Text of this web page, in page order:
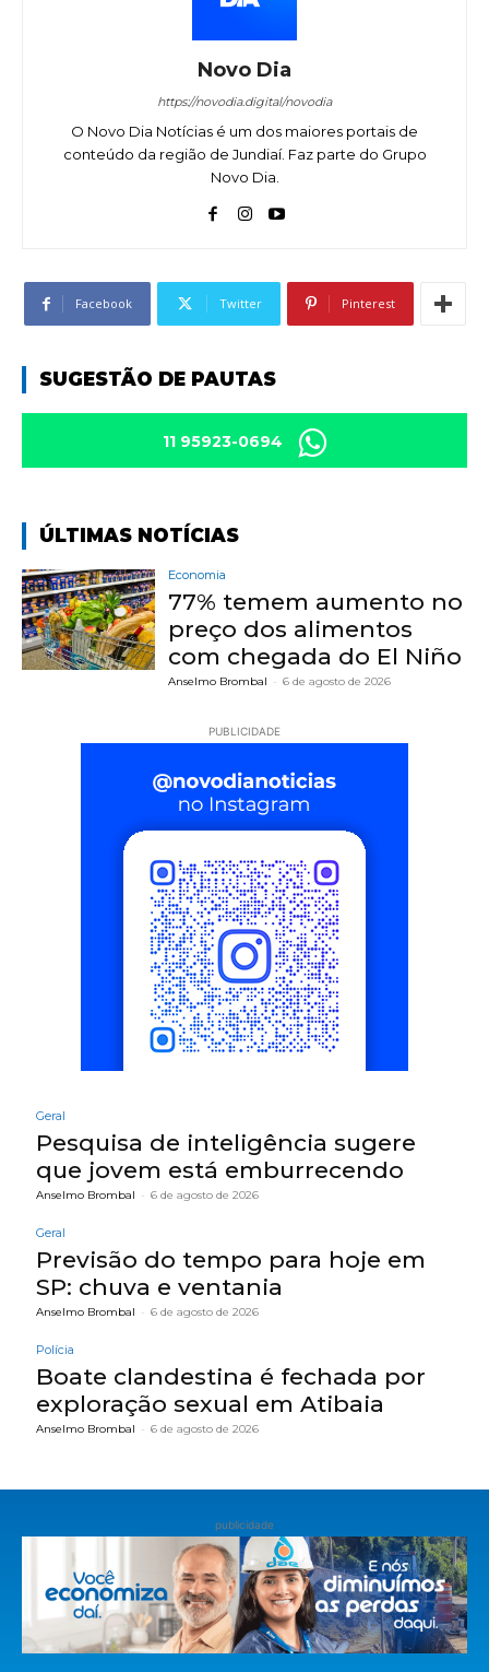
Novo Dia
https://novodia.digital/novodia
O Novo Dia Notícias é um dos maiores portais de
conteúdo da região de Jundiaí. Faz parte do Grupo
Novo Dia.
Facebook Twitter Pinterest
SUGESTÃO DE PAUTAS
11 95923-0694
ÚLTIMAS NOTÍCIAS
Economia
77% temem aumento no
preço dos alimentos
com chegada do El Niño
Anselmo Brombal - 6 de agosto de 2026
PUBLICIDADE
Geral
Pesquisa de inteligência sugere
que jovem está emburrecendo
Anselmo Brombal - 6 de agosto de 2026
Geral
Previsão do tempo para hoje em
SP: chuva e ventania
Anselmo Brombal - 6 de agosto de 2026
Polícia
Boate clandestina é fechada por
exploração sexual em Atibaia
Anselmo Brombal - 6 de agosto de 2026
publicidade